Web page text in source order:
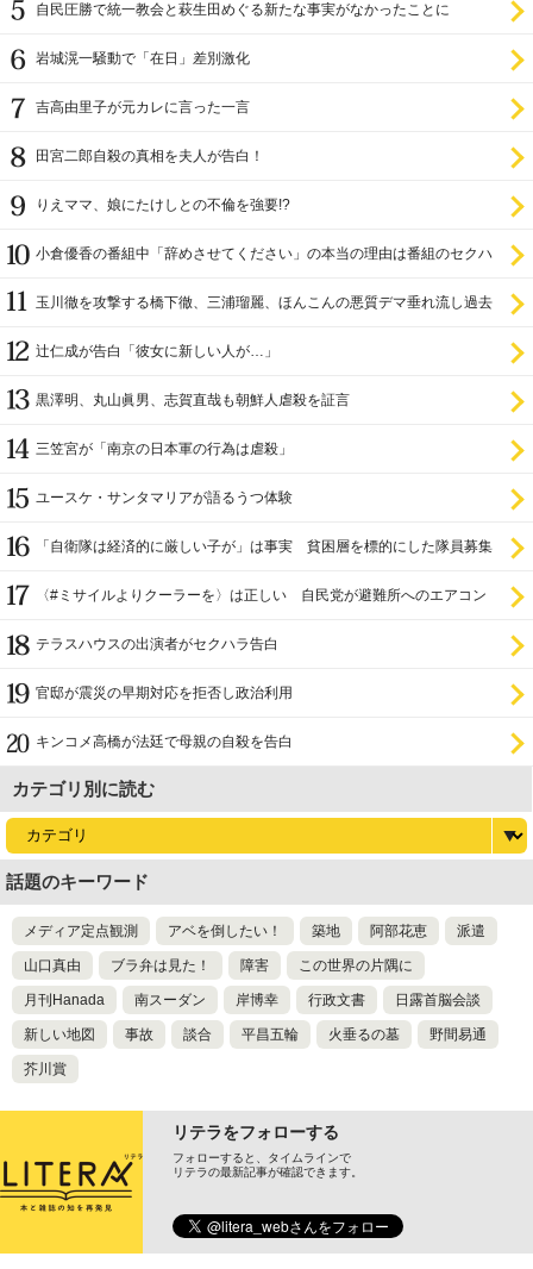
自民圧勝で統一教会と萩生田めぐる新たな事実がなかったことに
岩城滉一騒動で「在日」差別激化
吉高由里子が元カレに言った一言
田宮二郎自殺の真相を夫人が告白！
りえママ、娘にたけしとの不倫を強要!?
小倉優香の番組中「辞めさせてください」の本当の理由は番組のセクハ
玉川徹を攻撃する橋下徹、三浦瑠麗、ほんこんの悪質デマ垂れ流し過去
辻仁成が告白「彼女に新しい人が…」
黒澤明、丸山眞男、志賀直哉も朝鮮人虐殺を証言
三笠宮が「南京の日本軍の行為は虐殺」
ユースケ・サンタマリアが語るうつ体験
「自衛隊は経済的に厳しい子が」は事実 貧困層を標的にした隊員募集
〈#ミサイルよりクーラーを〉は正しい 自民党が避難所へのエアコン
テラスハウスの出演者がセクハラ告白
官邸が震災の早期対応を拒否し政治利用
キンコメ高橋が法廷で母親の自殺を告白
カテゴリ別に読む
話題のキーワード
メディア定点観測 アベを倒したい！ 築地 阿部花恵 派遣
山口真由 ブラ弁は見た！ 障害 この世界の片隅に
月刊Hanada 南スーダン 岸博幸 行政文書 日露首脳会談
新しい地図 事故 談合 平昌五輪 火垂るの墓 野間易通
芥川賞
リテラをフォローする
フォローすると、タイムラインで
リテラの最新記事が確認できます。